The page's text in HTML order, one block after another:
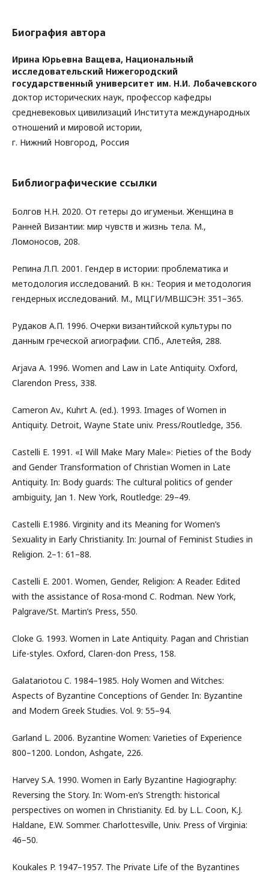
Биография автора
Ирина Юрьевна Ващева, Национальный
исследовательский Нижегородский
государственный университет им. Н.И. Лобачевского
доктор исторических наук, профессор кафедры
средневековых цивилизаций Института международных
отношений и мировой истории,
г. Нижний Новгород, Россия
Библиографические ссылки
Болгов Н.Н. 2020. От гетеры до игуменьи. Женщина в
Ранней Византии: мир чувств и жизнь тела. М.,
Ломоносов, 208.
Репина Л.П. 2001. Гендер в истории: проблематика и
методология исследований. В кн.: Теория и методология
гендерных исследований. М., МЦГИ/МВШСЭН: 351–365.
Рудаков А.П. 1996. Очерки византийской культуры по
данным греческой агиографии. СПб., Алетейя, 288.
Arjava A. 1996. Women and Law in Late Antiquity. Oxford,
Clarendon Press, 338.
Cameron Av., Kuhrt A. (ed.). 1993. Images of Women in
Antiquity. Detroit, Wayne State univ. Press/Routledge, 356.
Castelli E. 1991. «I Will Make Mary Male»: Pieties of the Body
and Gender Transformation of Christian Women in Late
Antiquity. In: Body guards: The cultural politics of gender
ambiguity, Jan 1. New York, Routledge: 29–49.
Castelli E.1986. Virginity and its Meaning for Women’s
Sexuality in Early Christianity. In: Journal of Feminist Studies in
Religion. 2–1: 61–88.
Castelli E. 2001. Women, Gender, Religion: A Reader. Edited
with the assistance of Rosa-mond C. Rodman. New York,
Palgrave/St. Martin’s Press, 550.
Cloke G. 1993. Women in Late Antiquity. Pagan and Christian
Life-styles. Oxford, Claren-don Press, 158.
Galatariotou C. 1984–1985. Holy Women and Witches:
Aspects of Byzantine Conceptions of Gender. In: Byzantine
and Modern Greek Studies. Vol. 9: 55–94.
Garland L. 2006. Byzantine Women: Varieties of Experience
800–1200. London, Ashgate, 226.
Harvey S.A. 1990. Women in Early Byzantine Hagiography:
Reversing the Story. In: Wom-en’s Strength: historical
perspectives on women in Christianity. Ed. by L.L. Coon, K.J.
Haldane, E.W. Sommer. Charlottesville, Univ. Press of Virginia:
46–50.
Koukales P. 1947–1957. The Private Life of the Byzantines